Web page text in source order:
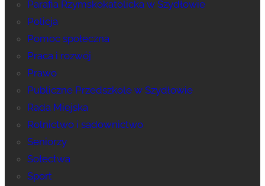
Parafia Rzymskokatolicka w Szydłowie
Policja
Pomoc społeczna
Praca i rozwój
Prawo
Publiczne Przedszkole w Szydłowie
Rada Miejska
Rolnictwo i sadownictwo
Seniorzy
Sołectwa
Sport